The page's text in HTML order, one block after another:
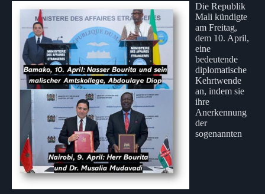
Die Republik
Mali kündigte
am Freitag,
dem 10. April,
eine
bedeutende
diplomatische
Kehrtwende
an, indem sie
ihre
Anerkennung
der
sogenannten